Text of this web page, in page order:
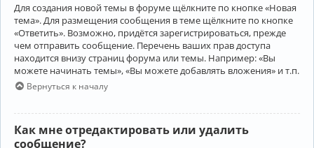
Для создания новой темы в форуме щёлкните по кнопке «Новая
тема». Для размещения сообщения в теме щёлкните по кнопке
«Ответить». Возможно, придётся зарегистрироваться, прежде
чем отправить сообщение. Перечень ваших прав доступа
находится внизу страниц форума или темы. Например: «Вы
можете начинать темы», «Вы можете добавлять вложения» и т.п.
Вернуться к началу
Как мне отредактировать или удалить
сообщение?